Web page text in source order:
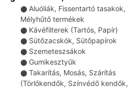
⚫ Aluóliák, Fissentartó tasakok,
Mélyhűtő termékek
⚫ Kávéfilterek (Tartós, Papír)
⚫ Sütőzacskók, Sütőpapírok
⚫ Szemeteszsákok
⚫ Gumikesztyűk
⚫ Takarítás, Mosás, Szárítás
(Törlőkendők, Színvédő kendők,